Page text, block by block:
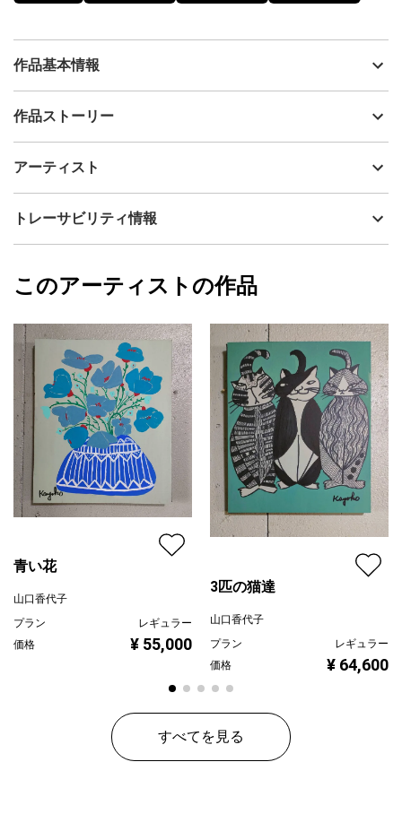
作品基本情報
出品者
制作年
アクリル
カラー
赤
ジャンル
人物画
配送目安
二週間以内
作品ストーリー
表面は味わいのある質感で、部分的に艶感があり、光の加減によ
了承くださいませ。
アーティスト
山口香代子
フォローする
トレーサビリティ情報
山口香代子
このアーティストの作品
青い花
山口香代子
プラン
レギュラー
価格
¥ 55,000
3匹の猫達
山口香代子
プラン
レギュラー
価格
¥ 64,600
すべてを見る